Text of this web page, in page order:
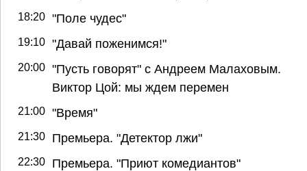
18:20 "Поле чудес"
19:10 "Давай поженимся!"
20:00 "Пусть говорят" с Андреем Малаховым.
Виктор Цой: мы ждем перемен
21:00 "Время"
21:30 Премьера. "Детектор лжи"
22:30 Премьера. "Приют комедиантов"